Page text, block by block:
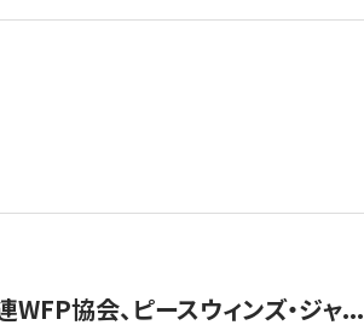
協会、ピースウィンズ・ジャ...